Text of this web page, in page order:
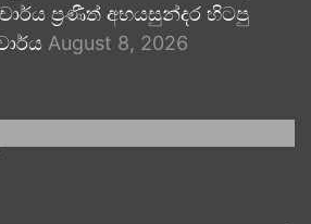
ප්‍රණීත් අභයසුන්දර හිටපු
August 8, 2026